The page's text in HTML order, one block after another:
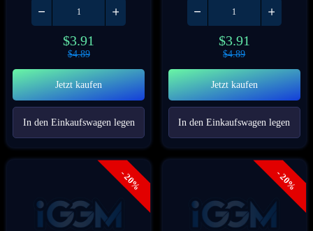
$3.91
$4.89
Jetzt kaufen
In den Einkaufswagen legen
$3.91
$4.89
Jetzt kaufen
In den Einkaufswagen legen
- 20% - 20%